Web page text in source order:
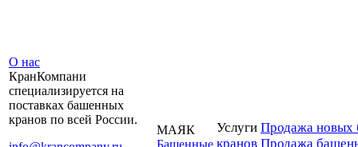
О нас
КранКомпани
специализируется на
поставках башенных
кранов по всей России.
МАЯК
Услуги Продажа новых
кранов Продажа